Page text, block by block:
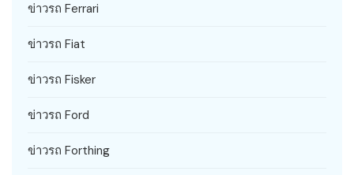
ข่าวรถ Ferrari
ข่าวรถ Fiat
ข่าวรถ Fisker
ข่าวรถ Ford
ข่าวรถ Forthing